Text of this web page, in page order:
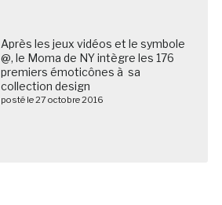
Après les jeux vidéos et le symbole
@, le Moma de NY intègre les 176
premiers émoticônes à sa
collection design
posté le 27 octobre 2016